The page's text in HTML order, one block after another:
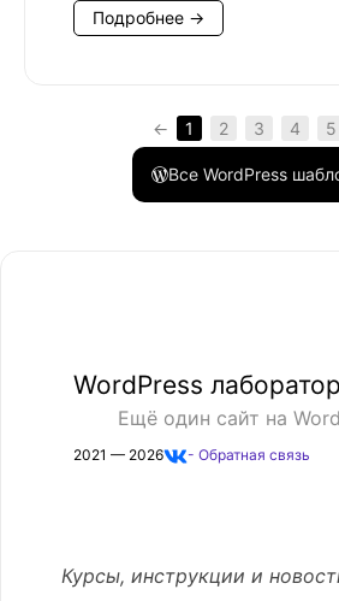
Подробнее →
← 1 2 3 4 5
Все WordPress
WordPress
Ещё один сайт на
2021 — 2026 - Обратная связь
Курсы, инструкции и